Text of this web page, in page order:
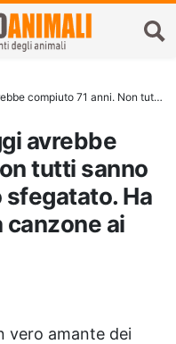
era un Gattofilo sfegatato. Ha dedicato anche una canzone ai suoi adorati mici.
avrebbe
tutti sanno
Ha
ai
vero amante dei